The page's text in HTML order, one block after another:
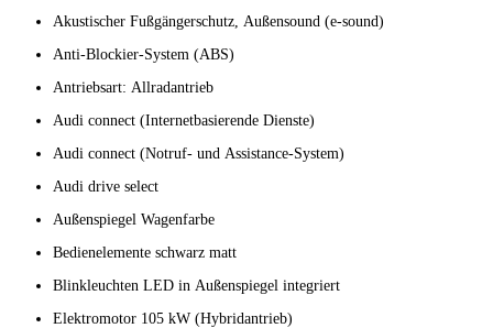
Akustischer Fußgängerschutz, Außensound (e-sound)
Anti-Blockier-System (ABS)
Antriebsart: Allradantrieb
Audi connect (Internetbasierende Dienste)
Audi connect (Notruf- und Assistance-System)
Audi drive select
Außenspiegel Wagenfarbe
Bedienelemente schwarz matt
Blinkleuchten LED in Außenspiegel integriert
Elektromotor 105 kW (Hybridantrieb)